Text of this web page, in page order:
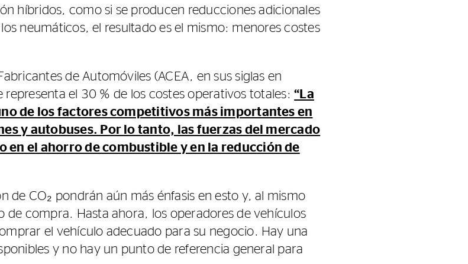
híbridos, como si se producen reducciones adicionales
neumáticos, el resultado es el mismo: menores costes
de Automóviles (ACEA, en sus siglas en
representa el 30 % de los costes operativos totales:“La
de los factores competitivos más importantes en
y autobuses. Por lo tanto, las fuerzas del mercado
en el ahorro de combustible y en la reducción de
de CO₂ pondrán aún más énfasis en esto y, al mismo
de compra. Hasta ahora, los operadores de vehículos
el vehículo adecuado para su negocio. Hay una
y no hay un punto de referencia general para